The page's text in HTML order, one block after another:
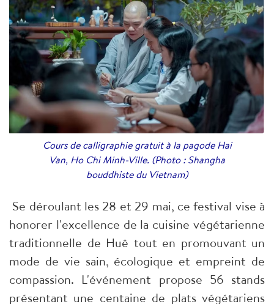
Cours de calligraphie gratuit à la pagode Hai
Van, Ho Chi Minh-Ville. (Photo : Shangha
bouddhiste du Vietnam)
Se déroulant les 28 et 29 mai, ce festival vise à
honorer l'excellence de la cuisine végétarienne
traditionnelle de Huê tout en promouvant un
mode de vie sain, écologique et empreint de
compassion. L'événement propose 56 stands
présentant une centaine de plats végétariens